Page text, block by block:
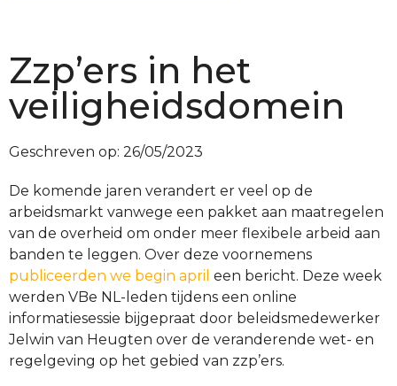
Zzp’ers in het
veiligheidsdomein
Geschreven op: 26/05/2023
De komende jaren verandert er veel op de
arbeidsmarkt vanwege een pakket aan maatregelen
van de overheid om onder meer flexibele arbeid aan
banden te leggen. Over deze voornemens
publiceerden we begin april een bericht. Deze week
werden VBe NL-leden tijdens een online
informatiesessie bijgepraat door beleidsmedewerker
Jelwin van Heugten over de veranderende wet- en
regelgeving op het gebied van zzp’ers.